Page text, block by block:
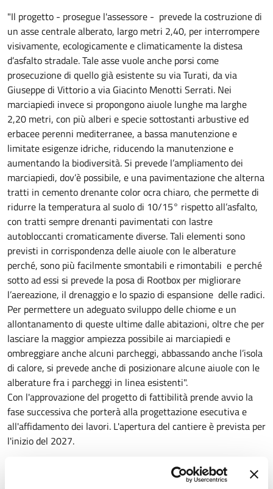
"Il progetto - prosegue l'assessore - prevede la costruzione di
un asse centrale alberato, largo metri 2,40, per interrompere
visivamente, ecologicamente e climaticamente la distesa
d’asfalto stradale. Tale asse vuole anche porsi come
prosecuzione di quello già esistente su via Turati, da via
Giuseppe di Vittorio a via Giacinto Menotti Serrati. Nei
marciapiedi invece si propongono aiuole lunghe ma larghe
2,20 metri, con più alberi e specie sottostanti arbustive ed
erbacee perenni mediterranee, a bassa manutenzione e
limitate esigenze idriche, riducendo la manutenzione e
aumentando la biodiversità. Si prevede l’ampliamento dei
marciapiedi, dov’è possibile, e una pavimentazione che alterna
tratti in cemento drenante color ocra chiaro, che permette di
ridurre la temperatura al suolo di 10/15° rispetto all’asfalto,
con tratti sempre drenanti pavimentati con lastre
autobloccanti cromaticamente diverse. Tali elementi sono
previsti in corrispondenza delle aiuole con le alberature
perché, sono più facilmente smontabili e rimontabili e perché
sotto ad essi si prevede la posa di Rootbox per migliorare
l’aereazione, il drenaggio e lo spazio di espansione delle radici.
Per permettere un adeguato sviluppo delle chiome e un
allontanamento di queste ultime dalle abitazioni, oltre che per
lasciare la maggior ampiezza possibile ai marciapiedi e
ombreggiare anche alcuni parcheggi, abbassando anche l’isola
di calore, si prevede anche di posizionare alcune aiuole con le
alberature fra i parcheggi in linea esistenti".
Con l'approvazione del progetto di fattibilità prende avvio la
fase successiva che porterà alla progettazione esecutiva e
all'affidamento dei lavori. L'apertura del cantiere è prevista per
l'inizio del 2027.
"Si tratta di un intervento significativo reso possibile -
dalle risorse di Agenda